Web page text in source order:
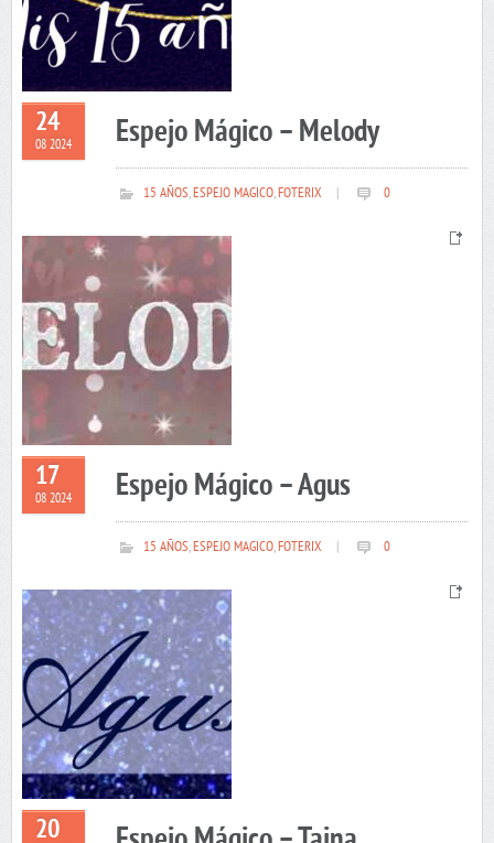
24
08 2024 Espejo Mágico – Melody
15 AÑOS,ESPEJO MAGICO,FOTERIX 0
17
08 2024 Espejo Mágico – Agus
15 AÑOS,ESPEJO MAGICO,FOTERIX 0
20